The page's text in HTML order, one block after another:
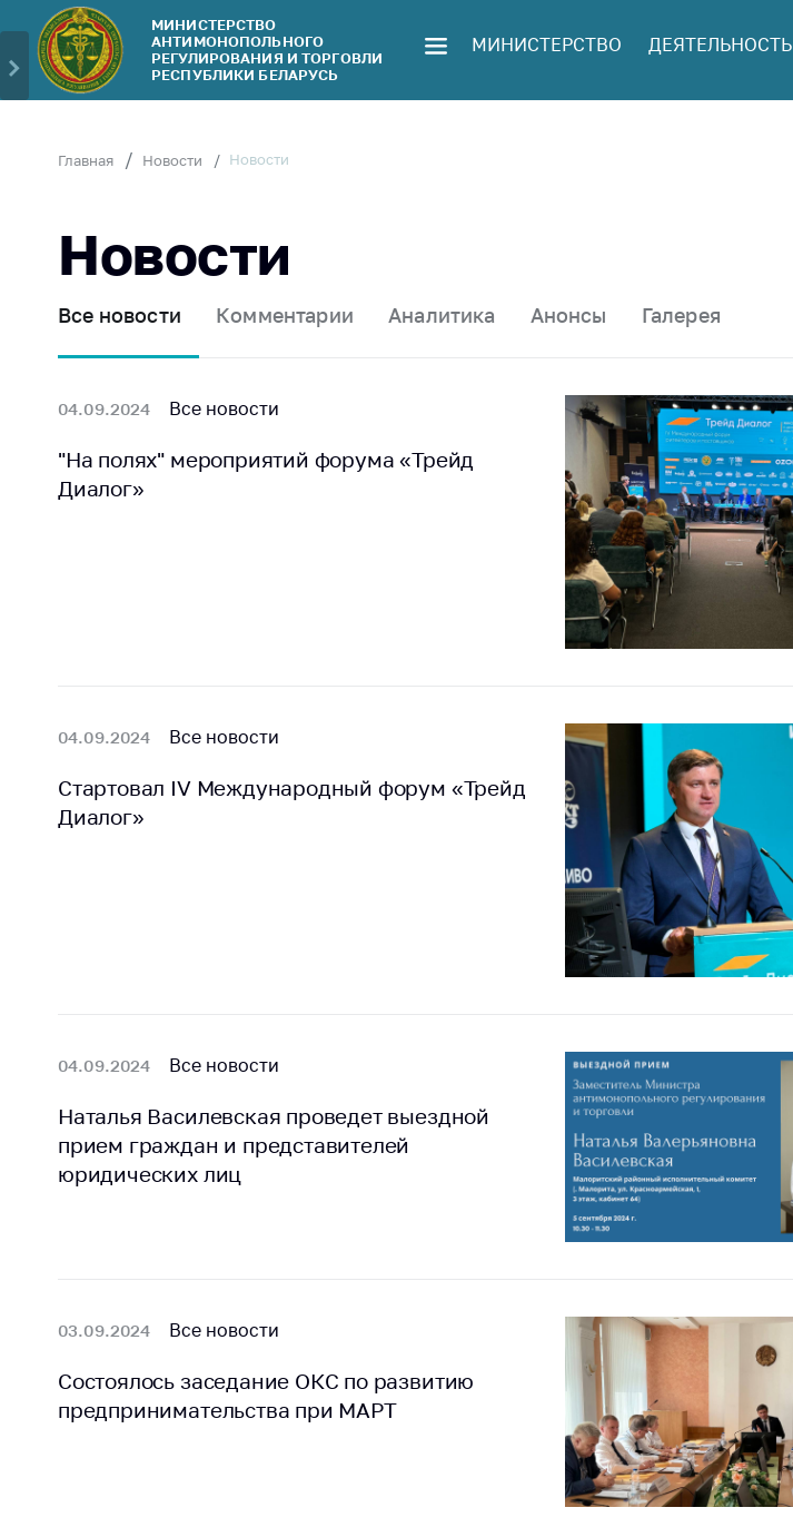
Министерство
Руководство
Министерства
Законодательство
Антикоррупционная
деятельность
консультативный
совет
Соискателям
Награждения
работа
геральдические
символы
Торговля и услуги
Регулирование и
контроль закупок
Защита прав
Международное
Применение мер
нетарифного
Обратиться в МАРТ
Личный прием
Сообщить о росте
Сообщить о росте
цен на лекарства и
медицинские
изделия
Адрес и режим
Пресс-служба
государственный
Важное на сайте
Сообщить о росте
Ценообразование
назначения и
медицинскую
технику
Решение Комиссии
по установлению
факта нарушения
(отсутствия)
Предостережения
и предупреждения
Общественное
обсуждение
Маркировка
МИНИСТЕРСТВО
АНТИМОНОПОЛЬНОГО
РЕГУЛИРОВАНИЯ И ТОРГОВЛИ
РЕСПУБЛИКИ БЕЛАРУСЬ
МИНИСТЕРСТВО ДЕЯТЕЛЬНОСТЬ
Главная Новости Новости
Новости
Все новости Комментарии Аналитика Анонсы Галерея
04.09.2024 Все новости
"На полях" мероприятий форума «Трейд
Диалог»
04.09.2024 Все новости
Стартовал IV Международный форум «Трейд
Диалог»
04.09.2024 Все новости
Наталья Василевская проведет выездной
прием граждан и представителей
юридических лиц
03.09.2024 Все новости
Состоялось заседание ОКС по развитию
предпринимательства при МАРТ